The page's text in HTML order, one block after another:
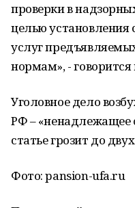
проверки в
целью установления
услуг
нормам», -
Уголовное дело
РФ – «ненадлежащее
статье грозит до
Фото: pansion-ufa.ru